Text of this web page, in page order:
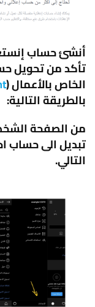
أنشئ حساب
تأكد من تحويل
الخاص بالأعمال (
بالطريقة التالية:
من الصفحة
تبديل الى حساب
التالي.